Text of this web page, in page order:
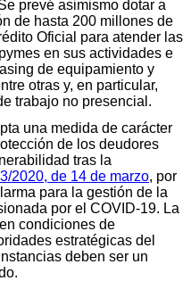
prevé asimismo dotar a
de hasta 200 millones de
Oficial para atender las
en sus actividades e
de equipamiento y
otras y, en particular,
trabajo no presencial.
una medida de carácter
de los deudores
tras la
2020, de 14 de marzo, por
para la gestión de la
por el COVID-19. La
condiciones de
estratégicas del
deben ser un